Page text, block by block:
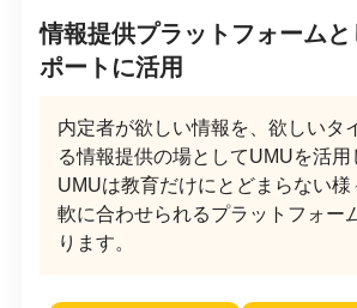
情報提供プラットフォーム
ポートに活用
内定者が欲しい情報を、欲しいタ
る情報提供の場としてUMUを活用
UMUは教育だけにとどまらない様
軟に合わせられるプラットフォー
ります。